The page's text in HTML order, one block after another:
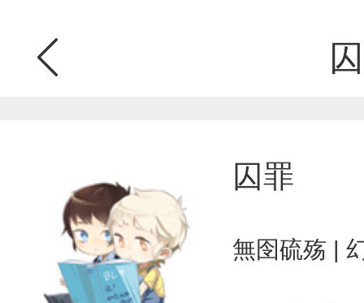
囚罪
無囹硫殇 |